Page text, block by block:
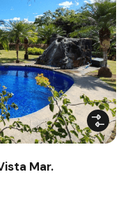
Mar.